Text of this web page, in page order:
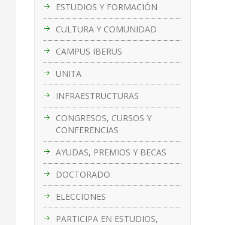
ESTUDIOS Y FORMACIÓN
CULTURA Y COMUNIDAD
CAMPUS IBERUS
UNITA
INFRAESTRUCTURAS
CONGRESOS, CURSOS Y
CONFERENCIAS
AYUDAS, PREMIOS Y BECAS
DOCTORADO
ELECCIONES
PARTICIPA EN ESTUDIOS,